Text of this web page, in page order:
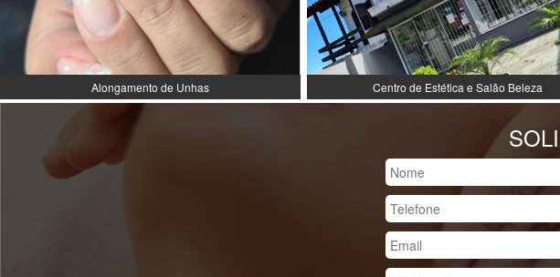
Alongamento de Unhas Centro de Estética e Salão Beleza